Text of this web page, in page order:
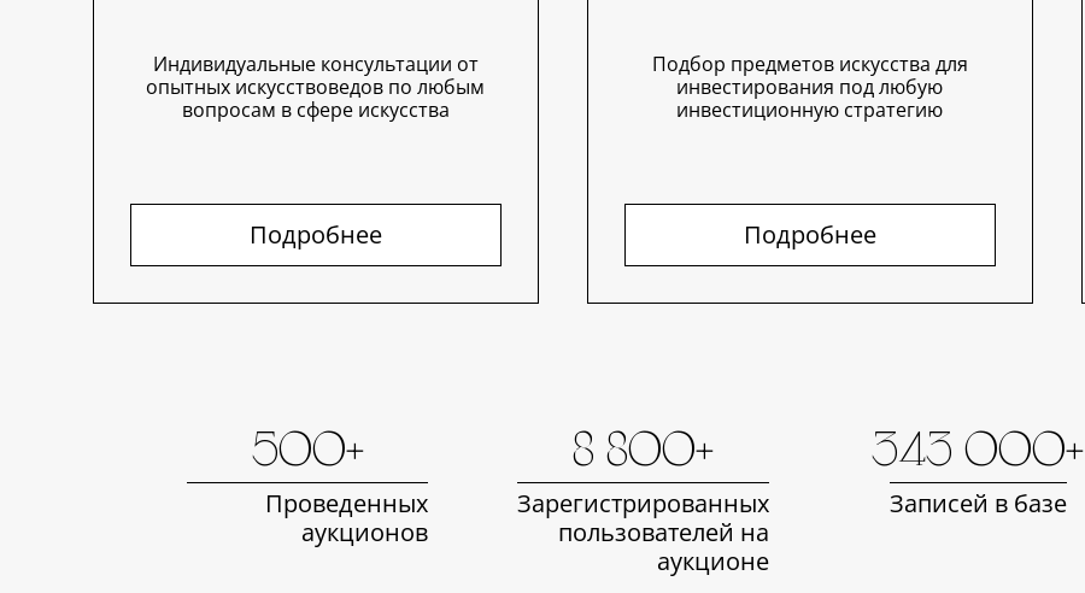
Индивидуальные консультации от
опытных искусствоведов по любым
вопросам в сфере искусства
Подробнее
Подбор предметов искусства для
инвестирования под любую
инвестиционную стратегию
Подробнее
500+
Проведенных
аукционов
8 800+
Зарегистрированных
пользователей на
аукционе
343 000+
Записей в базе